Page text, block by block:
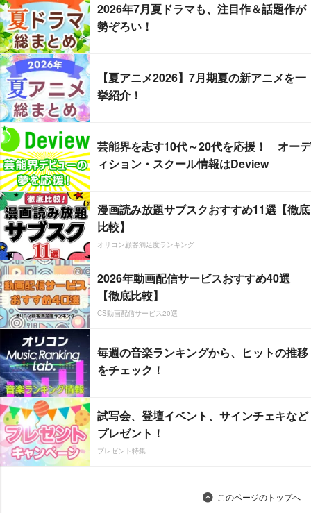
2026年7月夏ドラマも、注目作＆話題作が
勢ぞろい！
【夏アニメ2026】7月期夏の新アニメを一
挙紹介！
芸能界を志す10代～20代を応援！ オーデ
ィション・スクール情報はDeview
漫画読み放題サブスクおすすめ11選【徹底
比較】
オリコン顧客満足度ランキング
2026年動画配信サービスおすすめ40選
【徹底比較】
CS動画配信サービス20選
毎週の音楽ランキングから、ヒットの推移
をチェック！
試写会、登壇イベント、サインチェキなど
プレゼント！
プレゼント特集
このページのトップへ